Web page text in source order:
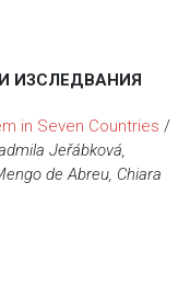
ИЗСЛЕДВАНИЯ
in Seven Countries /
Jeřábková,
de Abreu, Chiara